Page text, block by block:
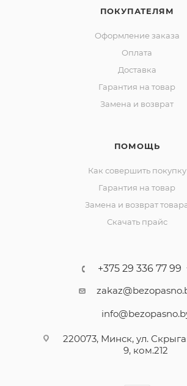
ПОКУПАТЕЛЯМ
Оформление заказа
Оплата
Доставка
Гарантия на товар
Замена и возврат
ПОМОЩЬ
Как совершить покупку
Гарантия на товар
Замена и возврат
Скачать прайс
+375 29 336 77 99
220073, Минск, ул.
9, ком.212